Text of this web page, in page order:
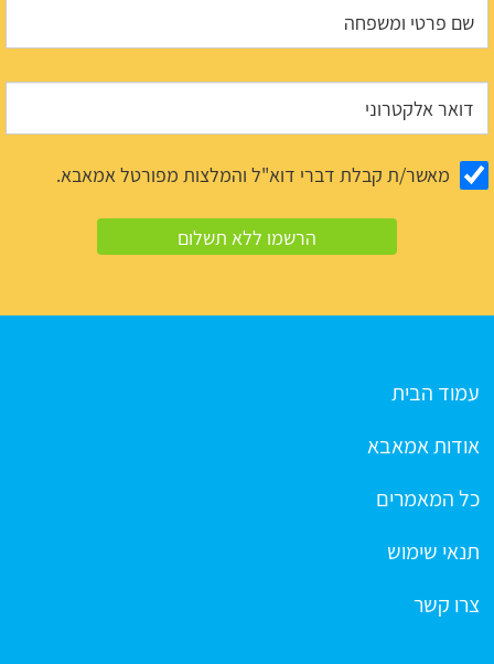
מאשר/ת קבלת דברי דוא"ל והמלצות מפורטל אמאבא.
עמוד הבית
אודות אמאבא
כל המאמרים
תנאי שימוש
צרו קשר